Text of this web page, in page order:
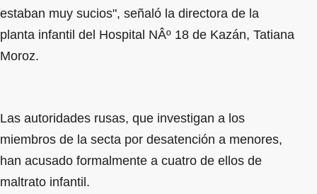
estaban muy sucios", señaló la directora de la
planta infantil del Hospital NÂº 18 de Kazán, Tatiana
Moroz.
Las autoridades rusas, que investigan a los
miembros de la secta por desatención a menores,
han acusado formalmente a cuatro de ellos de
maltrato infantil.